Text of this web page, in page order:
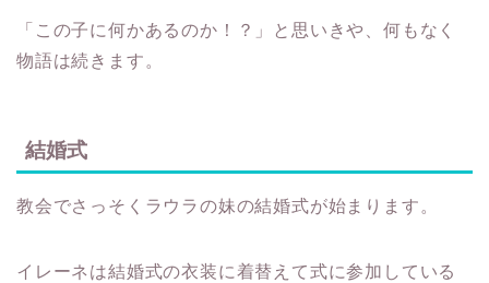
「この子に何かあるのか！？」と思いきや、何もなく
物語は続きます。
結婚式
教会でさっそくラウラの妹の結婚式が始まります。
イレーネは結婚式の衣装に着替えて式に参加している